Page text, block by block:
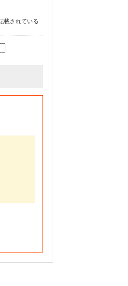
載されている